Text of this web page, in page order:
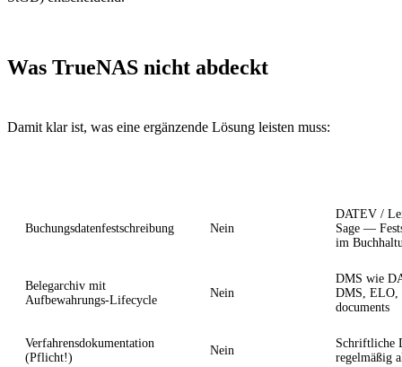
Was TrueNAS nicht abdeckt
Damit klar ist, was eine ergänzende Lösung leisten muss:
Buchungsdatenfestschreibung Nein
DATEV /
Sage —
im
Belegarchiv mit
Aufbewahrungs-Lifecycle
Nein
DMS wie
DMS, ELO,
documents
Verfahrensdokumentation
(Pflicht!)
Nein
Schriftliche
regelmäßig